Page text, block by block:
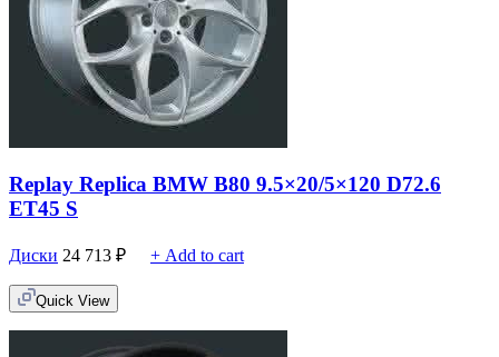
Replay Replica BMW B80 9.5×20/5×120 D72.6
ET45 S
Диски 24 713 ₽ + Add to cart
Quick View